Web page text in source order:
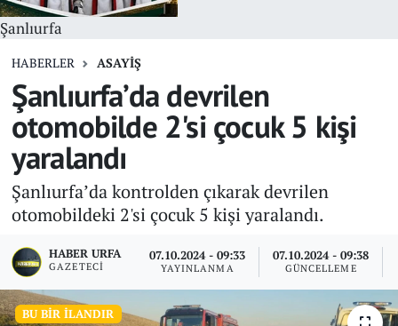
Şanlıurfa
HABERLER ASAYİŞ
Şanlıurfa’da devrilen
otomobilde 2'si çocuk 5 kişi
yaralandı
Şanlıurfa’da kontrolden çıkarak devrilen
otomobildeki 2'si çocuk 5 kişi yaralandı.
HABER URFA
GAZETECI
07.10.2024 - 09:33
YAYINLANMA
07.10.2024 - 09:38
GÜNCELLEME
BU BIR İLANDIR